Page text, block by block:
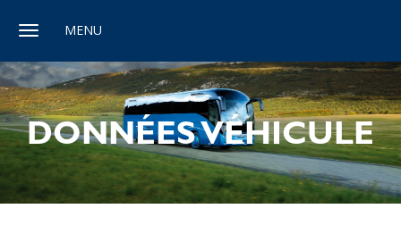
Toggle
MENU
DONNÉES VÉHICULE